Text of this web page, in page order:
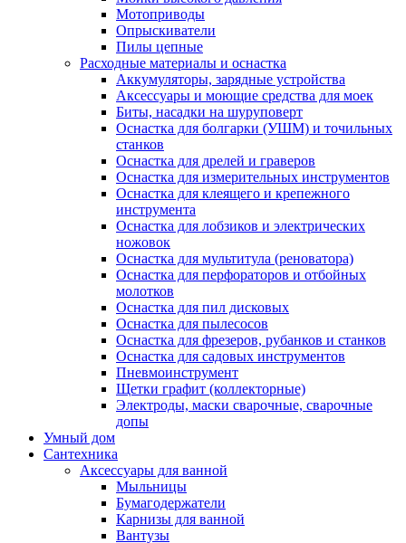
Мотоприводы
Опрыскиватели
Пилы цепные
Расходные материалы и оснастка
Аккумуляторы, зарядные устройства
Аксессуары и моющие средства для моек
Биты, насадки на шуруповерт
Оснастка для болгарки (УШМ) и точильных
станков
Оснастка для дрелей и граверов
Оснастка для измерительных инструментов
Оснастка для клеящего и крепежного
инструмента
Оснастка для лобзиков и электрических
ножовок
Оснастка для мультитула (реноватора)
Оснастка для перфораторов и отбойных
молотков
Оснастка для пил дисковых
Оснастка для пылесосов
Оснастка для фрезеров, рубанков и станков
Оснастка для садовых инструментов
Пневмоинструмент
Щетки графит (коллекторные)
Электроды, маски сварочные, сварочные
допы
Умный дом
Сантехника
Аксессуары для ванной
Мыльницы
Бумагодержатели
Карнизы для ванной
Вантузы